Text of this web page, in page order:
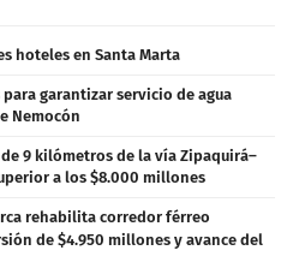
hoteles en Santa Marta
garantizar servicio de agua
Nemocón
9 kilómetros de la vía Zipaquirá–
a los $8.000 millones
rehabilita corredor férreo
de $4.950 millones y avance del